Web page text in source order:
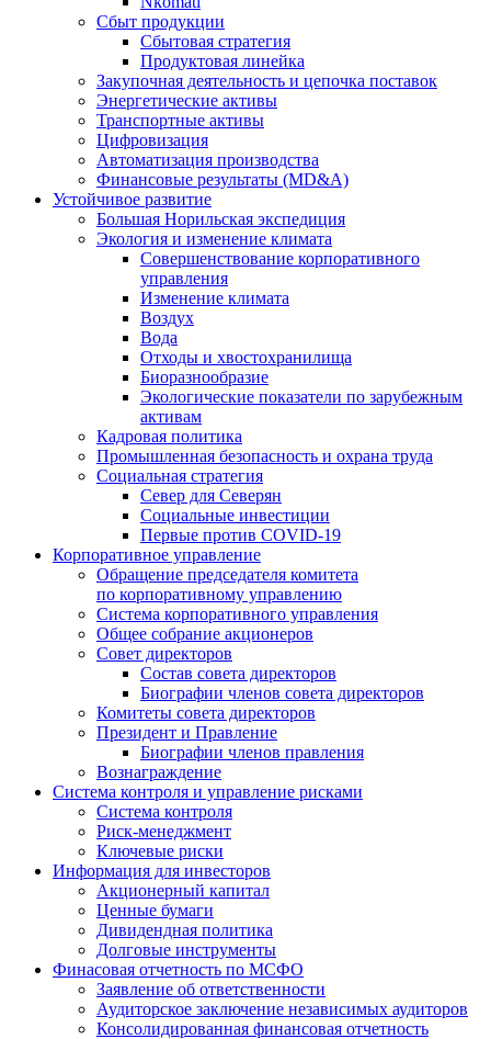
Сбыт продукции
Сбытовая стратегия
Продуктовая линейка
Закупочная деятельность и цепочка поставок
Энергетические активы
Транспортные активы
Цифровизация
Автоматизация производства
Финансовые результаты (MD&A)
Устойчивое развитие
Большая Норильская экспедиция
Экология и изменение климата
Совершенствование корпоративного
управления
Изменение климата
Воздух
Вода
Отходы и хвостохранилища
Биоразнообразие
Экологические показатели по зарубежным
активам
Кадровая политика
Промышленная безопасность и охрана труда
Социальная стратегия
Север для Северян
Социальные инвестиции
Первые против COVID‑19
Корпоративное управление
Обращение председателя комитета
по корпоративному управлению
Система корпоративного управления
Общее собрание акционеров
Совет директоров
Состав совета директоров
Биографии членов совета директоров
Комитеты совета директоров
Президент и Правление
Биографии членов правления
Вознаграждение
Система контроля и управление рисками
Система контроля
Риск-менеджмент
Ключевые риски
Информация для инвесторов
Акционерный капитал
Ценные бумаги
Дивидендная политика
Долговые инструменты
Финасовая отчетность по МСФО
Заявление об ответственности
Аудиторское заключение независимых аудиторов
Консолидированная финансовая отчетность